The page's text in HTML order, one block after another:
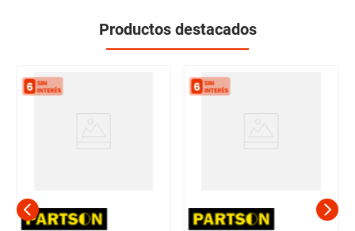
Productos destacados